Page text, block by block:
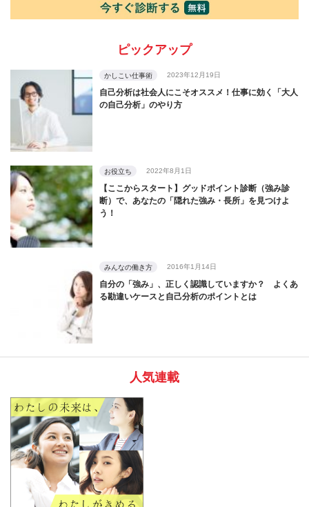
ピックアップ
かしこい仕事術 2023年12月19日
自己分析は社会人にこそオススメ！仕事に効く「大人
の自己分析」のやり方
お役立ち 2022年8月1日
【ここからスタート】グッドポイント診断（強み診
断）で、あなたの「隠れた強み・長所」を見つけよ
う！
みんなの働き方 2016年1月14日
自分の「強み」、正しく認識していますか？ よくあ
る勘違いケースと自己分析のポイントとは
人気連載